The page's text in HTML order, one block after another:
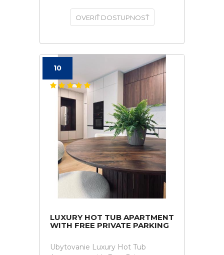
OVERIŤ DOSTUPNOSŤ
10
LUXURY HOT TUB APARTMENT
WITH FREE PRIVATE PARKING
Ubytovanie Luxury Hot Tub